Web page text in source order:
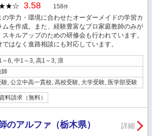
3.58 158件
の学力・環境に合わせたオーダーメイドの学習カ
ムを作成。また、経験豊富なプロ家庭教師のみが
スキルアップのための研修会も行われています。
ではなく進路相談にも対応しています。
～6, 中1～3, 高1～3, 浪
師
験, 公立中高一貫校, 高校受験, 大学受験, 医学部受験
料請求（無料）
のアルファ（栃木県） 詳細